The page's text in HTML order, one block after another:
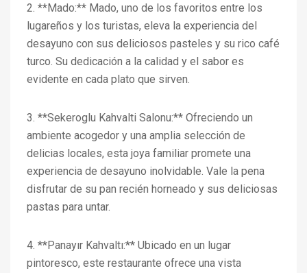
2. **Mado:** Mado, uno de los favoritos entre los
lugareños y los turistas, eleva la experiencia del
desayuno con sus deliciosos pasteles y su rico café
turco. Su dedicación a la calidad y el sabor es
evidente en cada plato que sirven.
3. **Sekeroglu Kahvalti Salonu:** Ofreciendo un
ambiente acogedor y una amplia selección de
delicias locales, esta joya familiar promete una
experiencia de desayuno inolvidable. Vale la pena
disfrutar de su pan recién horneado y sus deliciosas
pastas para untar.
4. **Panayır Kahvaltı:** Ubicado en un lugar
pintoresco, este restaurante ofrece una vista